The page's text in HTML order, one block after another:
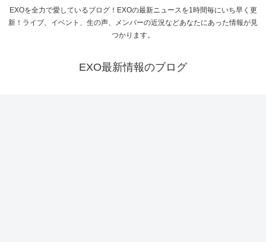
EXOを全力で愛しているブログ！EXOの最新ニュースを1時間毎にいち早く更
新！ライブ、イベント、生の声、メンバーの近況などあなたにあった情報が見
つかります。
EXO最新情報のブログ